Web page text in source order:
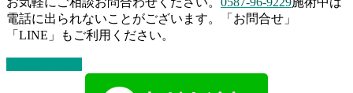
電話に出られないことがございます。「お問合せ」
「LINE」もご利用ください。